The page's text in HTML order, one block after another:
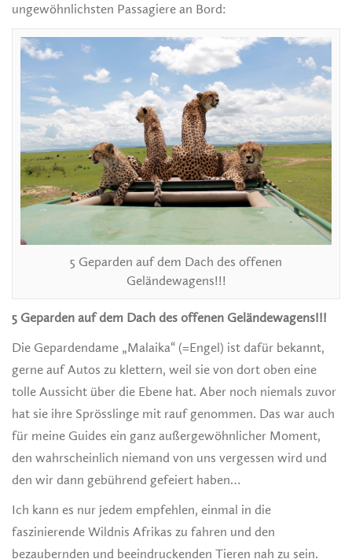
ungewöhnlichsten Passagiere an Bord:
5 Geparden auf dem Dach des offenen
Geländewagens!!!
5 Geparden auf dem Dach des offenen Geländewagens!!!
Die Gepardendame „Malaika“ (=Engel) ist dafür bekannt,
gerne auf Autos zu klettern, weil sie von dort oben eine
tolle Aussicht über die Ebene hat. Aber noch niemals zuvor
hat sie ihre Sprösslinge mit rauf genommen. Das war auch
für meine Guides ein ganz außergewöhnlicher Moment,
den wahrscheinlich niemand von uns vergessen wird und
den wir dann gebührend gefeiert haben…
Ich kann es nur jedem empfehlen, einmal in die
faszinierende Wildnis Afrikas zu fahren und den
bezaubernden und beeindruckenden Tieren nah zu sein.